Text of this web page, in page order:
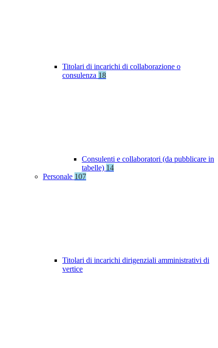
Titolari di incarichi di collaborazione o
consulenza 18
Consulenti e collaboratori (da pubblicare in
tabelle) 14
Personale 107
Titolari di incarichi dirigenziali amministrativi di
vertice